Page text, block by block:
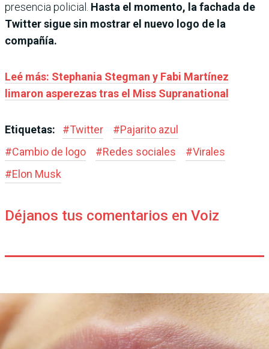
presencia policial. Hasta el momento, la fachada de
Twitter sigue sin mostrar el nuevo logo de la
compañía.
Leé más: Stephania Stegman y Fabi Martínez
limaron asperezas tras el Miss Supranational
Etiquetas: #Twitter #Pajarito azul
#Cambio de logo #Redes sociales #Virales
#Elon Musk
Déjanos tus comentarios en Voiz